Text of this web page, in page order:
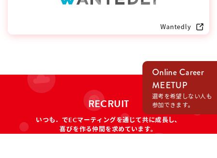
Online Career
MEETUP
選考を希望しない人も
参加できます。
RECRUIT
いつも．でECマーティングを通じて共に成長し、
喜びを作る仲間を求めています。